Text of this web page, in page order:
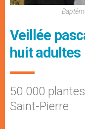
Veillée
huit adultes
50 000
Saint-Pierre